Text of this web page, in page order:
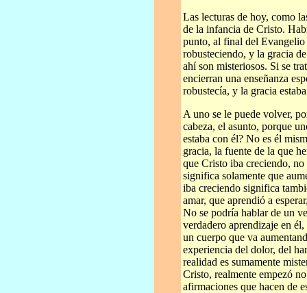
Las lecturas de hoy, como
de la infancia de Cristo.
punto, al final del
robusteciendo, y la gracia
ahí son misteriosos. Si se
encierran una enseñanza
robustecía, y la gracia
A uno se le puede volver,
cabeza, el asunto, porque
estaba con él? No es él
gracia, la fuente de la que
que Cristo iba creciendo,
significa solamente que
iba creciendo significa
amar, que aprendió a
No se podría hablar de un
verdadero aprendizaje en
un cuerpo que va
experiencia del dolor, del
realidad es sumamente
Cristo, realmente empezó
afirmaciones que hacen de